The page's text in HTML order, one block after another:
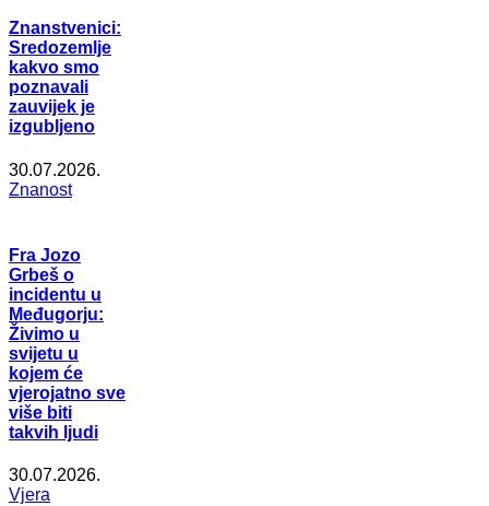
Znanstvenici:
Sredozemlje
kakvo smo
poznavali
zauvijek je
izgubljeno
30.07.2026.
Znanost
Fra Jozo
Grbeš o
incidentu u
Međugorju:
Živimo u
svijetu u
kojem će
vjerojatno sve
više biti
takvih ljudi
30.07.2026.
Vjera